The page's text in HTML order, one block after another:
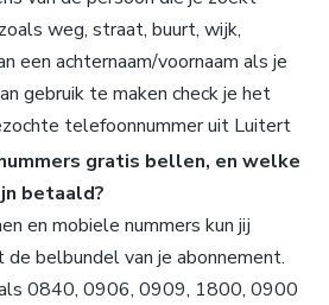
weg, straat, buurt, wijk,
een achternaam/voornaam als je
gebruik te maken check je het
telefoonnummer uit Luitert
gratis bellen, en welke
betaald?
en mobiele nummers kun jij
belbundel van je abonnement.
0840, 0906, 0909, 1800, 0900